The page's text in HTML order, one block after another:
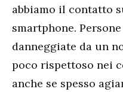
abbiamo il contatto
smartphone.
danneggiate da un
poco rispettoso nei
anche se spesso